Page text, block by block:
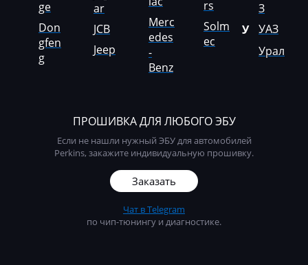
Liebherr
Lifan
Lincoln
LinkBelt
ge
Don
gfen
g
ar
JCB
Jeep
Merc
edes
-
Benz
rs
Solm
ec
З
У
УАЗ
Урал
ПРОШИВКА ДЛЯ ЛЮБОГО ЭБУ
Если не нашли нужный ЭБУ для автомобилей
Perkins, закажите индивидуальную прошивку.
Заказать
Чат в Telegram
по чип-тюнингу и диагностике.